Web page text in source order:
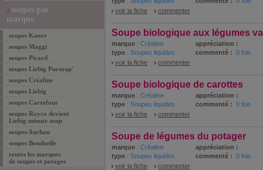
soupes par
marque
soupes Knorr
soupes Maggi
soupes Picard
soupes Liebig Pursoup'
soupes Créaline
soupes Liebig
soupes Carrefour
soupes Royco devient
Liebig minute soup
soupes Auchan
soupes Bonduelle
toutes les marques
de soupes et potages
voir la fiche
commenter
Soupe biologique aux légumes
marque : Créaline
appréciation :
type : Soupes liquides commenté : 0 fois
voir la fiche
commenter
Soupe biologique de carottes
marque : Créaline
appréciation :
type : Soupes liquides commenté : 0 fois
voir la fiche
commenter
Soupe de légumes du potager
marque : Créaline
appréciation :
type : Soupes liquides commenté : 0 fois
voir la fiche
commenter